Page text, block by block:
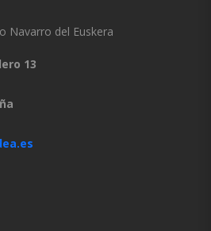
Navarro del Euskera
13